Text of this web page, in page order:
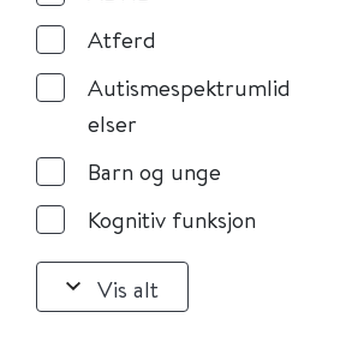
Atferd
Autismespektrumlid
elser
Barn og unge
Kognitiv funksjon
Vis alt